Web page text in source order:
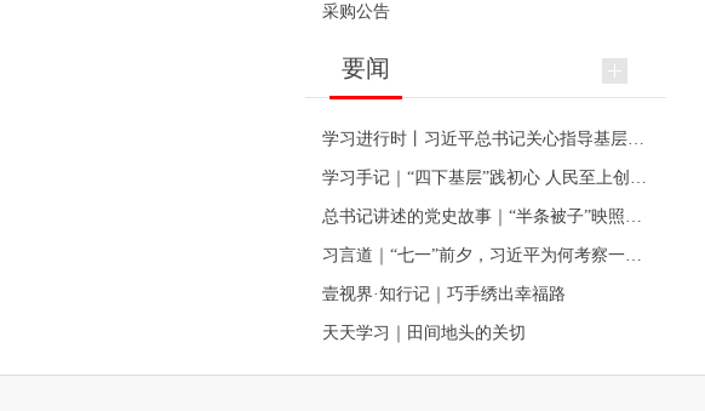
采购公告
要闻
壹视界·知行记｜巧手绣出幸福路
天天学习｜田间地头的关切